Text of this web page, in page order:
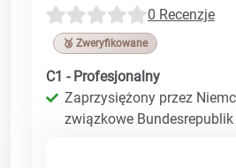
0 Recenzje
🥉 Zweryfikowane
C1 - Profesjonalny
Zaprzysiężony przez
związkowe